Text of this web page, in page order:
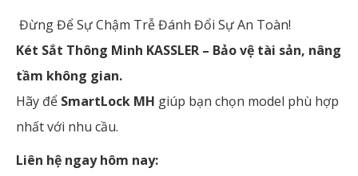
Đừng Để Sự Chậm Trễ Đánh Đổi Sự An Toàn!
Két Sắt Thông Minh KASSLER – Bảo vệ tài sản, nâng
tầm không gian.
Hãy để SmartLock MH giúp bạn chọn model phù hợp
nhất với nhu cầu.
Liên hệ ngay hôm nay: